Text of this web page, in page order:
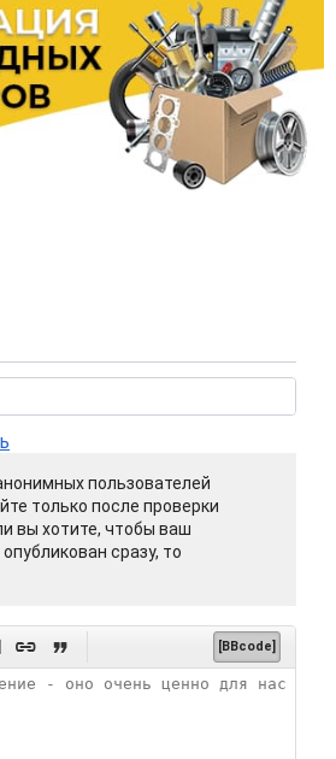
пользователей
только после проверки
вы хотите, чтобы ваш
сразу, то
  [BBcode]